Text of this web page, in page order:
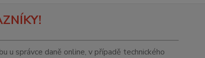
u správce daně online, v případě technického